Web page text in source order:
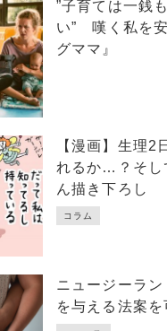
”子育ては一銭
い” 嘆く私を
グママ』
【漫画】生理2
れるか…？そし
ん描き下ろし
コラム
ニュージーラ
を与える法案